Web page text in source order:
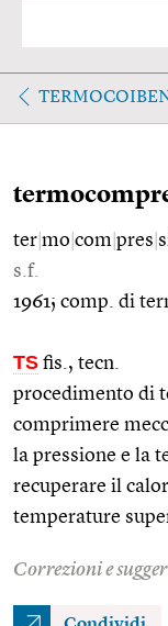
ter mo com pres
s.f.
1961; comp. di
TS fis., tecn.
procedimento di
comprimere
la pressione e la
recuperare il
temperature
Correzioni e